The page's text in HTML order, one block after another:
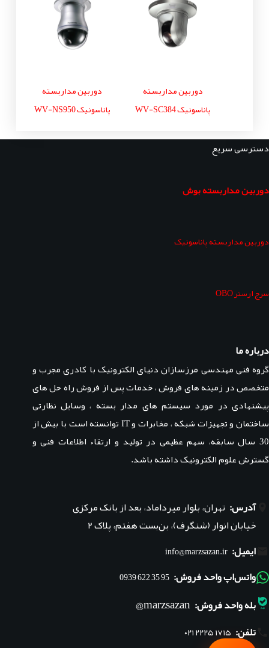
دوربین مداربسته
پاناسونیک WV-SC384
دوربین مداربسته
پاناسونیک WV-NS950
دسترسی سریع
دوربین مداربسته بوش
دوربین مداربسته پاناسونیک
سرج ارستر OBO
درباره ما
گروه فنی مهندسی مرزسازان دنیای الکترونیک با کادری مجرب و
متخصص در زمینه های فروش ، خدمات پس از فروش راه حل های
پیشنهادی در مورد سیستم های مدار بسته ، وسایل نظارتی
ساختمان و تجهیزات شبکه ، مخابرات و IT توانسته است با بیش از
30 سال سابقه، سهم عظیمی در تولید و ارتقاء اطلاعات فنی و
گسترش علوم الکترونیک داشته باشد.
آدرس: تهران، بلوار میرداماد، بعد از بانک مرکزی
خیابان انوار (شنگرف)، بن‌بست هفتم، پلاک ۲
ایمیل: info@marzsazan.ir
واتس‌اپ واحد فروش: 95 35 622 0939
بله واحد فروش: marzsazan@
تلفن: ۰۲۱ ۲۲۲۵ ۱۷۱۵